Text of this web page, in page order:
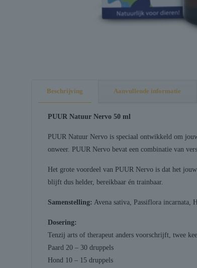
Beschrijving Aanvullende informatie
PUUR Natuur Nervo 50 ml
PUUR Natuur Nervo is speciaal ontwikkeld om
onweer. PUUR Nervo bevat een combinatie van
Het grote voordeel van PUUR Nervo is dat het
blijft dus helder, bereikbaar én trainbaar.
Samenstelling: Avena sativa, Passiflora incarnata,
Dosering:
Tenzij arts of therapeut anders voorschrijft, twee
Paard 20 – 30 druppels
Hond 10 – 15 druppels